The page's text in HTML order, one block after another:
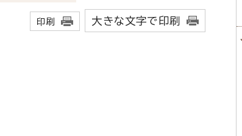
印刷 大きな文字で印刷